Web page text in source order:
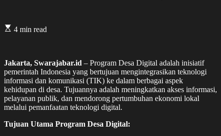
4 min read
Jakarta, Swarajabar.id – Program Desa Digital adalah inisiatif
pemerintah Indonesia yang bertujuan mengintegrasikan teknologi
informasi dan komunikasi (TIK) ke dalam berbagai aspek
kehidupan di desa. Tujuannya adalah meningkatkan akses informasi,
pelayanan publik, dan mendorong pertumbuhan ekonomi lokal
melalui pemanfaatan teknologi digital.
Tujuan Utama Program Desa Digital: